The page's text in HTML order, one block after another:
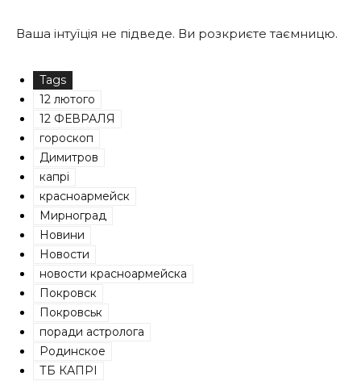
Ваша інтуїція не підведе. Ви розкриєте таємницю.
Tags
12 лютого
12 ФЕВРАЛЯ
гороскоп
Димитров
капрі
красноармейск
Мирноград
Новини
Новости
новости красноармейска
Покровск
Покровськ
поради астролога
Родинское
ТБ КАПРІ